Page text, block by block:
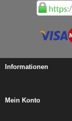
Informationen
Mein Konto